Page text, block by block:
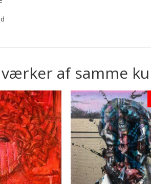
af samme